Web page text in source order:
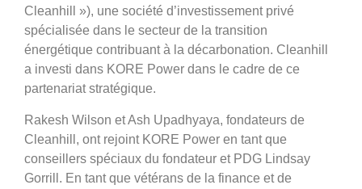
Cleanhill »), une société d’investissement privé
spécialisée dans le secteur de la transition
énergétique contribuant à la décarbonation. Cleanhill
a investi dans KORE Power dans le cadre de ce
partenariat stratégique.
Rakesh Wilson et Ash Upadhyaya, fondateurs de
Cleanhill, ont rejoint KORE Power en tant que
conseillers spéciaux du fondateur et PDG Lindsay
Gorrill. En tant que vétérans de la finance et de